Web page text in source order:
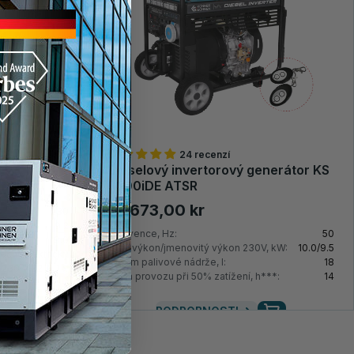
&
230
elektrický
V 32 A, 1 x
24 recenzí
Dieselový invertorový generátor KS
9500iDЕ ATSR
27.673,00 kr
Frekvence, Hz:
50
Max. výkon/jmenovitý výkon 230V, kW:
10.0/9.5
Objem palivové nádrže, l:
18
Doba provozu při 50% zatížení, h***:
14
PODROBNOSTI